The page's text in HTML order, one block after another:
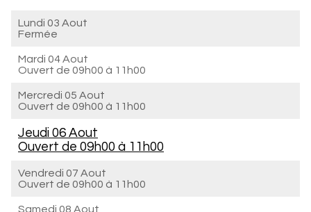
Lundi 03 Aout
Fermée
Mardi 04 Aout
Ouvert de 09h00 à 11h00
Mercredi 05 Aout
Ouvert de 09h00 à 11h00
Jeudi 06 Aout
Ouvert de 09h00 à 11h00
Vendredi 07 Aout
Ouvert de 09h00 à 11h00
Samedi 08 Aout